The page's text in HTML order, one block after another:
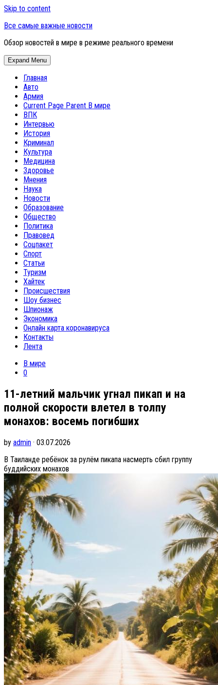
Skip to content
Все самые важные новости
Обзор новостей в мире в режиме реального времени
Expand Menu
Главная
Авто
Армия
Current Page Parent В мире
ВПК
Интервью
История
Криминал
Культура
Медицина
Здоровье
Мнения
Наука
Новости
Образование
Общество
Политика
Правовед
Соцпакет
Спорт
Статьи
Туризм
Хайтек
Происшествия
Шоу бизнес
Шпионаж
Экономика
Онлайн карта коронавируса
Контакты
Лента
В мире
0
11-летний мальчик угнал пикап и на
полной скорости влетел в толпу
монахов: восемь погибших
by admin · 03.07.2026
В Таиланде ребёнок за рулём пикапа насмерть сбил группу
буддийских монахов